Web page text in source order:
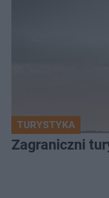
TURYSTYKA
Zagraniczni